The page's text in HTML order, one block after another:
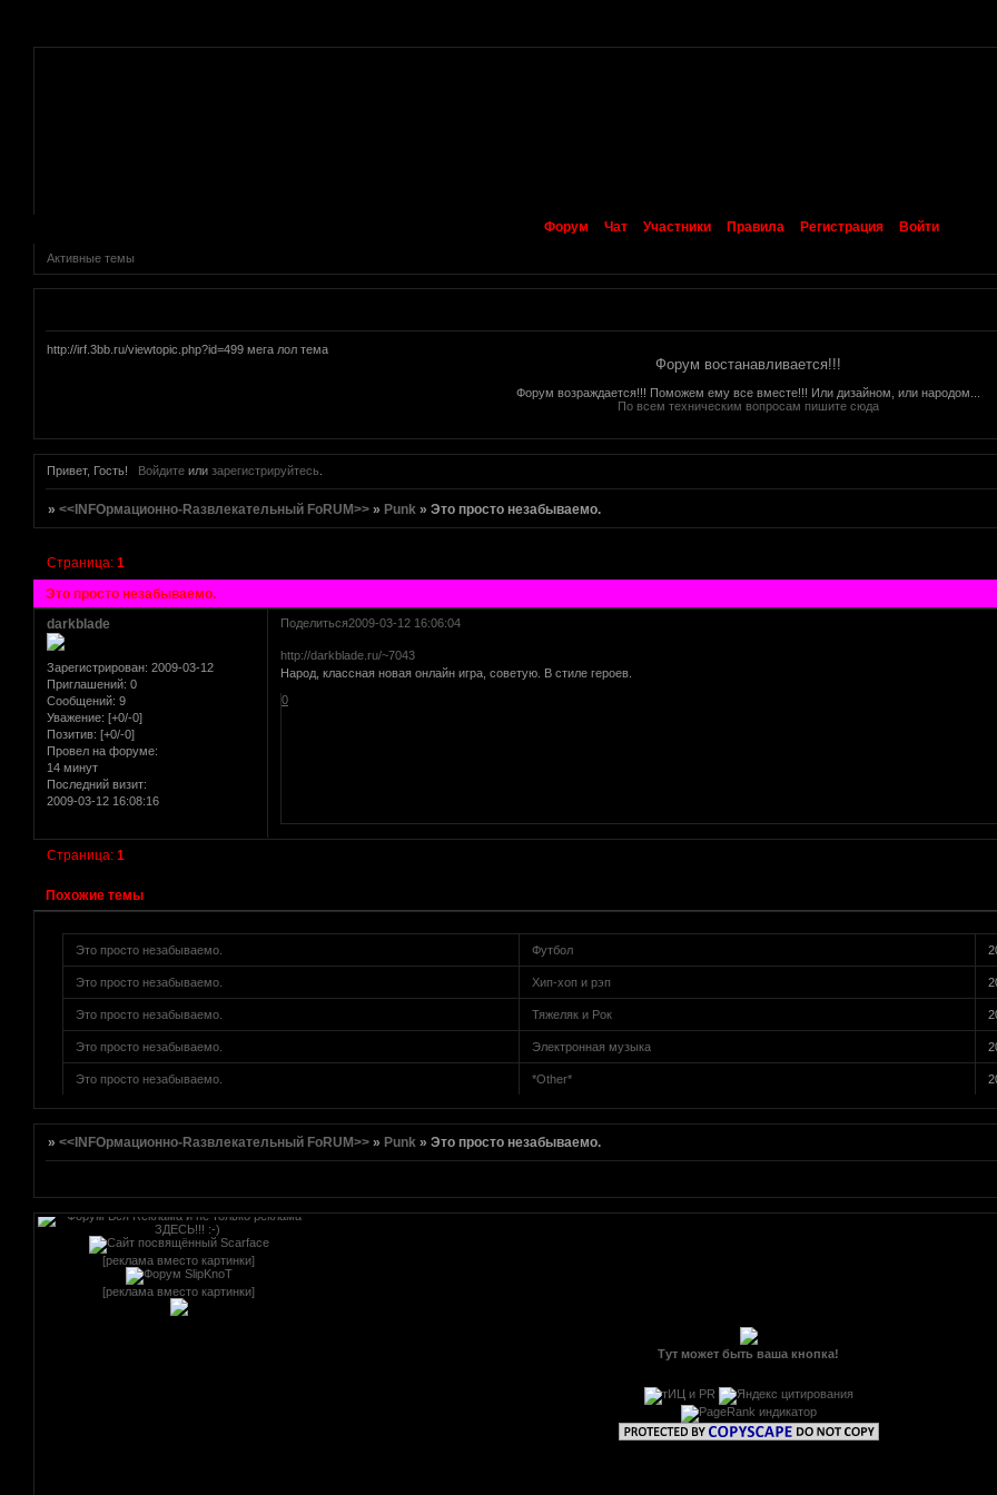
Форум Чат Участники Правила Регистрация Войти
Активные темы
http://irf.3bb.ru/viewtopic.php?id=499 мега лол тема
Форум востанавливается!!!
Форум возраждается!!! Поможем ему все вместе!!! Или дизайном, или народом...
По всем техническим вопросам пишите сюда
Привет, Гость! Войдитеили зарегистрируйтесь.
»<<INFOрмационно-Rазвлекательный FoRUM>> » Punk »Это просто незабываемо.
Это просто незабываемо.
Страница:1
Поделиться2009-03-12 16:06:04
darkblade
Зарегистрирован: 2009-03-12
Приглашений: 0
Сообщений: 9
Уважение: [+0/-0]
Позитив: [+0/-0]
Провел на форуме:
14 минут
Последний визит:
2009-03-12 16:08:16
http://darkblade.ru/~7043
Народ, классная новая онлайн игра, советую. В стиле героев.
0
Страница:1
Похожие темы
Это просто незабываемо. Футбол
Это просто незабываемо. Хип-хоп и рэп
Это просто незабываемо. Тяжеляк и Рок
Это просто незабываемо. Электронная музыка
Это просто незабываемо. *Other*
»<<INFOрмационно-Rазвлекательный FoRUM>> » Punk »Это просто незабываемо.
[реклама вместо картинки]
[реклама вместо картинки]
[реклама вместо картинки]
[реклама вместо картинки]
[реклама вместо картинки]
Тут может быть ваша кнопка!